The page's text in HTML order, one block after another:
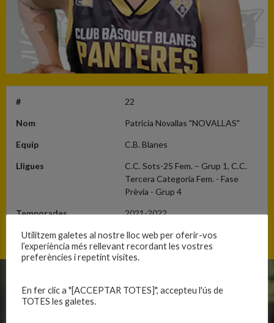
# 22
Nom Patricia Novallas "NOVALLAS"
Equip C.B. Blanes
Lligues
C.C. Sots-25 Fem. – Grup 1, C.C.
Tercera Categoria Fem. - Fase
Prèvia - Grup 4
Temporades 2021-2022
CLUB EQUIPS
Utilitzem galetes al nostre lloc web per oferir-vos
l’experiència més rellevant recordant les vostres
preferències i repetint visites.
En fer clic a "[ACCEPTAR TOTES]", accepteu l'ús de
TOTES les galetes.